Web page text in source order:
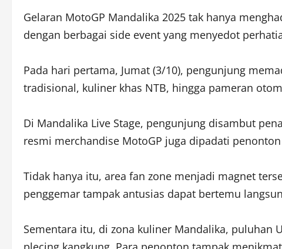
Gelaran MotoGP Mandalika 2025 tak hanya
dengan berbagai side event yang menyedot
Pada hari pertama, Jumat (3/10), pengunjung
tradisional, kuliner khas NTB, hingga pameran
Di Mandalika Live Stage, pengunjung disambut
resmi merchandise MotoGP juga dipadati
Tidak hanya itu, area fan zone menjadi magnet
penggemar tampak antusias dapat bertemu
Sementara itu, di zona kuliner Mandalika, puluhan